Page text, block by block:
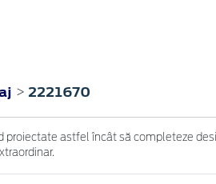
> 2221670
astfel încât să completeze